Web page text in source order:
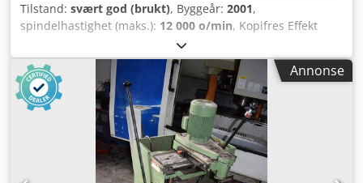
Tilstand: svært god (brukt), Byggeår: 2001,
spindelhastighet (maks.): 12 000 o/min, Kopifres Effekt
(kW): 1,5 Spenning (V): 400 Driftstrykk (bar): 7
Crjdpfetqytiex Actef Spindelhastighet (min⁻¹): 12.000 Maks.
arbeidsstykke tverrsnitt B x H (mm): 200 x 100 Fresområde
L x B (mm): 315 x 130 Innstikksdybde (mm): 200
Maskindimensjoner L x B x H (mm): KF 347 = 1.260 x 820 x
1.650 Vekt (kg): ca. 350
Annonse